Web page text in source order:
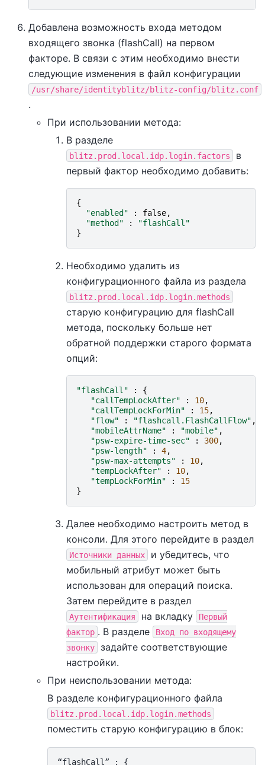
Добавлена возможность входа методом
входящего звонка (flashCall) на первом
факторе. В связи с этим необходимо внести
следующие изменения в файл конфигурации
/usr/share/identityblitz/blitz-config/blitz.conf
.
При использовании метода:
В разделе
blitz.prod.local.idp.login.factors
в
первый фактор необходимо добавить:
{
"enabled"
: false,
"method"
:
"flashCall"
}
Необходимо удалить из
конфигурационного файла из раздела
blitz.prod.local.idp.login.methods
старую конфигурацию для flashCall
метода, поскольку больше нет
обратной поддержки старого формата
опций:
"flashCall" :
{
"callTempLockAfter"
: 10,
"callTempLockForMin"
: 15,
"flow"
: "flashcall.FlashCallFlow" ,
"mobileAttrName"
: "mobile" ,
"psw-expire-time-sec"
: 300,
"psw-length"
: 4,
"psw-max-attempts"
: 10,
"tempLockAfter"
: 10,
"tempLockForMin"
:
15
}
Далее необходимо настроить метод в
консоли. Для этого перейдите в раздел
Источники данных
и убедитесь, что
мобильный атрибут может быть
использован для операций поиска.
Затем перейдите в раздел
Аутентификация на вкладку
Первый
фактор . В разделе Вход по входящему
звонку
задайте соответствующие
настройки.
При неиспользовании метода:
В разделе конфигурационного файла
blitz.prod.local.idp.login.methods
поместить старую конфигурацию в блок:
“flashCall” : {